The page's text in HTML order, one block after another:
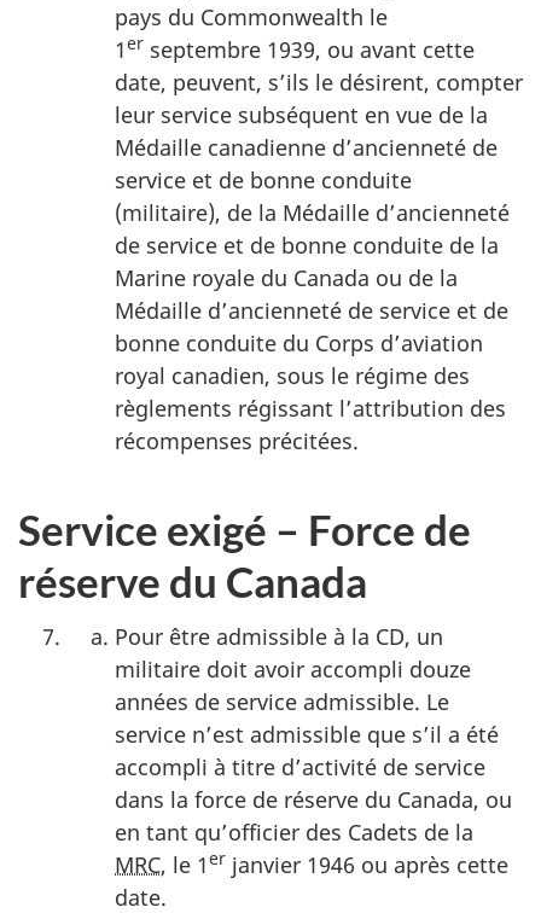
pays du Commonwealth le
1er septembre 1939, ou avant cette
date, peuvent, s’ils le désirent, compter
leur service subséquent en vue de la
Médaille canadienne d’ancienneté de
service et de bonne conduite
(militaire), de la Médaille d’ancienneté
de service et de bonne conduite de la
Marine royale du Canada ou de la
Médaille d’ancienneté de service et de
bonne conduite du Corps d’aviation
royal canadien, sous le régime des
règlements régissant l’attribution des
récompenses précitées.
Service exigé – Force de
réserve du Canada
Pour être admissible à la CD, un
militaire doit avoir accompli douze
années de service admissible. Le
service n’est admissible que s’il a été
accompli à titre d’activité de service
dans la force de réserve du Canada, ou
en tant qu’officier des Cadets de la
MRC, le 1er janvier 1946 ou après cette
date.